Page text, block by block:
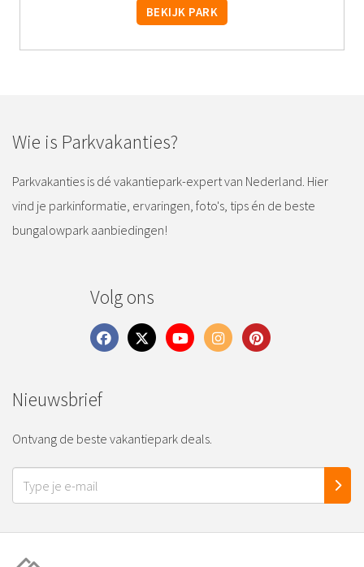
BEKIJK PARK
Wie is Parkvakanties?
Parkvakanties is dé vakantiepark-expert van Nederland. Hier
vind je parkinformatie, ervaringen, foto's, tips én de beste
bungalowpark aanbiedingen!
Volg ons
Nieuwsbrief
Ontvang de beste vakantiepark deals.